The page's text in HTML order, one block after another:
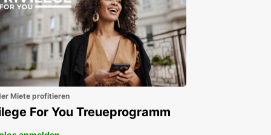
Miete profitieren
For You Treueprogramm